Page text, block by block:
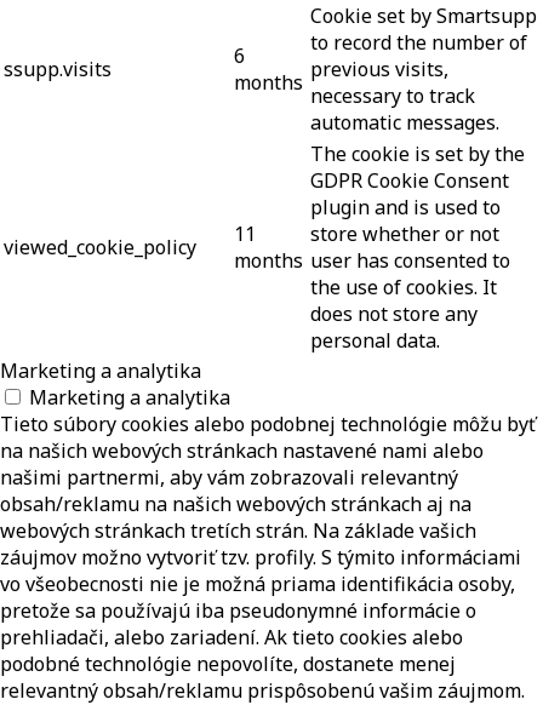
ssupp.visits
6
months
Cookie set by Smartsupp
to record the number of
previous visits,
necessary to track
automatic messages.
viewed_cookie_policy
11
months
The cookie is set by the
GDPR Cookie Consent
plugin and is used to
store whether or not
user has consented to
the use of cookies. It
does not store any
personal data.
Marketing a analytika
Marketing a analytika
Tieto súbory cookies alebo podobnej technológie môžu byť
na našich webových stránkach nastavené nami alebo
našimi partnermi, aby vám zobrazovali relevantný
obsah/reklamu na našich webových stránkach aj na
webových stránkach tretích strán. Na základe vašich
záujmov možno vytvoriť tzv. profily. S týmito informáciami
vo všeobecnosti nie je možná priama identifikácia osoby,
pretože sa používajú iba pseudonymné informácie o
prehliadači, alebo zariadení. Ak tieto cookies alebo
podobné technológie nepovolíte, dostanete menej
relevantný obsah/reklamu prispôsobenú vašim záujmom.